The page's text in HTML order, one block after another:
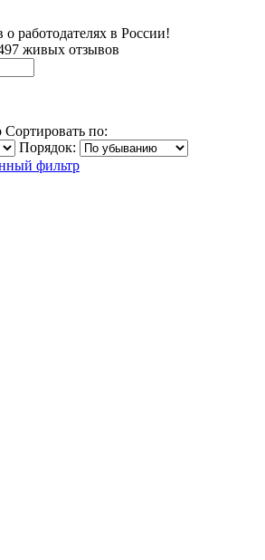
работодателях в России!
живых отзывов
Сортировать по:
Порядок:
фильтр